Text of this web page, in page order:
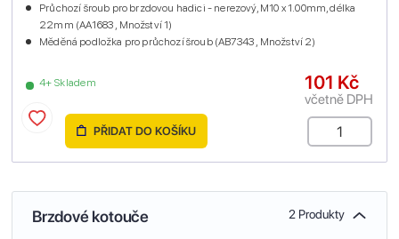
4+ Skladem
Průchozí šroub pro brzdovou hadici - nerezový, M10 x 1.00mm, délka
22mm (AA1683 , Množství 1)
Měděná podložka pro průchozí šroub (AB7343 , Množství 2)
101 Kč
včetně DPH
PŘIDAT DO KOŠÍKU
Brzdové kotouče 2 Produkty